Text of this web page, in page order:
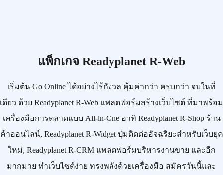
แพ็กเกจ Readyplanet R-Web
เริ่มต้น Go Onlineได้อย่างไร้กังวล คุ้มค่ากว่า ครบกว่า จบในที่
เดียว ด้วย Readyplanet R-Web แพลตฟอร์มสร้างเว็บไซต์ ที่มาพร้อม
เครื่องมือการตลาดแบบ All-in-Oneอาทิ Readyplanet R-Shopร้าน
ค้าออนไลน์, Readyplanet R-Widgetปุ่มติดต่ออัจฉริยะสำหรับเว็บยุค
ใหม่, Readyplanet R-CRMแพลตฟอร์มบริหารงานขาย และอีก
มากมาย ทำเว็บไซต์ง่าย ทรงพลังด้วยเครื่องมือ สมัครวันนี้และ